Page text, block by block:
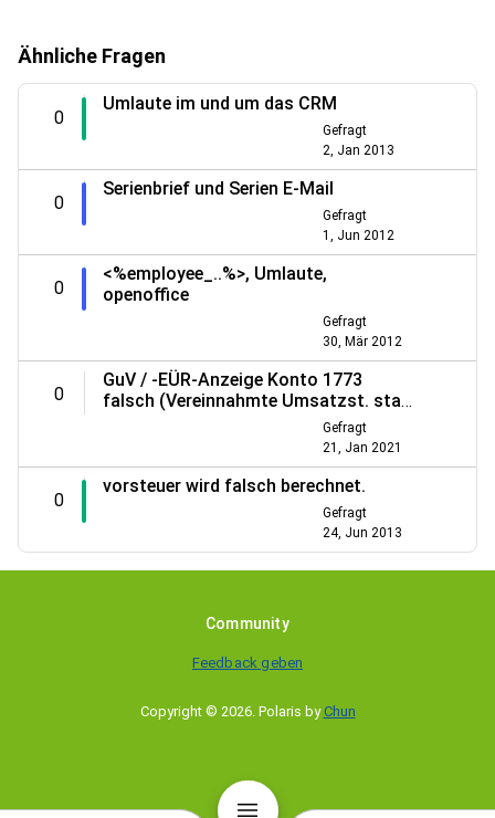
Ähnliche Fragen
0
Umlaute im und um das CRM
Gefragt
2, Jan 2013
0
Serienbrief und Serien E-Mail
Gefragt
1, Jun 2012
0
<%employee_..%>, Umlaute,
openoffice
Gefragt
30, Mär 2012
0
GuV / -EÜR-Anzeige Konto 1773
falsch (Vereinnahmte Umsatzst. statt
Gefragt
21, Jan 2021
0
vorsteuer wird falsch berechnet.
Gefragt
24, Jun 2013
Community
Feedback geben
Copyright © 2026. Polaris by Chun